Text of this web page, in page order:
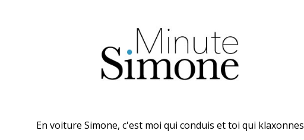
En voiture Simone, c'est moi qui conduis et toi qui